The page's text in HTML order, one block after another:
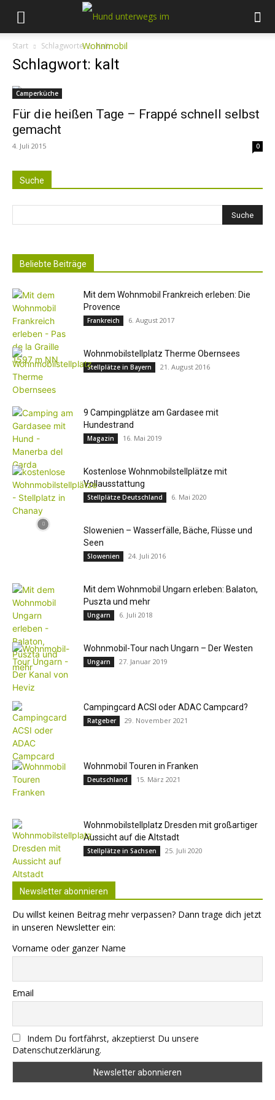
Start Schlagworte Kalt
Schlagwort: kalt
Camperküche
Für die heißen Tage – Frappé schnell selbst
gemacht
4. Juli 2015 0
Suche
Beliebte Beiträge
Mit dem Wohnmobil Frankreich erleben: Die
Provence
Frankreich 6. August 2017
Wohnmobilstellplatz Therme Obernsees
Stellplätze in Bayern 21. August 2016
9 Campingplätze am Gardasee mit
Hundestrand
Magazin 16. Mai 2019
Kostenlose Wohnmobilstellplätze mit
Vollausstattung
Stellplätze Deutschland 6. Mai 2020
Slowenien – Wasserfälle, Bäche, Flüsse und
Seen
Slowenien 24. Juli 2016
Mit dem Wohnmobil Ungarn erleben: Balaton,
Puszta und mehr
Ungarn 6. Juli 2018
Wohnmobil-Tour nach Ungarn – Der Westen
Ungarn 27. Januar 2019
Campingcard ACSI oder ADAC Campcard?
Ratgeber 29. November 2021
Wohnmobil Touren in Franken
Deutschland 15. März 2021
Wohnmobilstellplatz Dresden mit großartiger
Aussicht auf die Altstadt
Stellplätze in Sachsen 25. Juli 2020
Newsletter abonnieren
Du willst keinen Beitrag mehr verpassen? Dann trage dich jetzt
in unseren Newsletter ein:
Vorname oder ganzer Name
Email
Indem Du fortfährst, akzeptierst Du unsere
Datenschutzerklärung.